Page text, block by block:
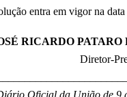
entra em vigor na
RICARDO
Diretor-